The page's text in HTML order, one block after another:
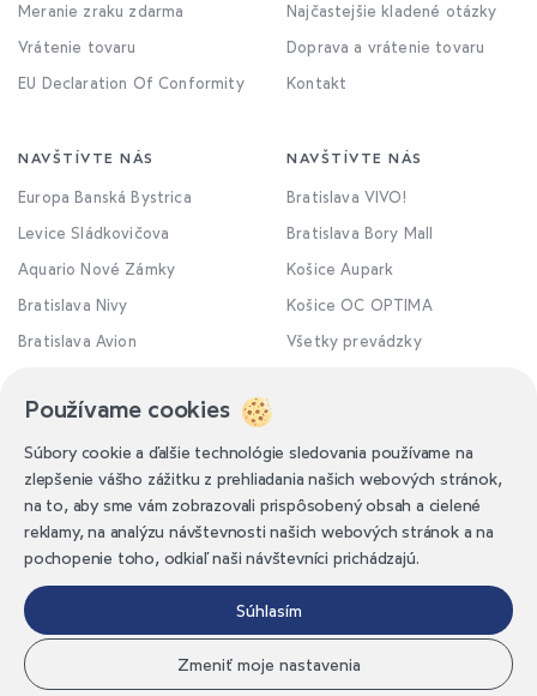
Používame cookies
Súbory cookie a ďalšie technológie sledovania používame na
zlepšenie vášho zážitku z prehliadania našich webových stránok,
na to, aby sme vám zobrazovali prispôsobený obsah a cielené
reklamy, na analýzu návštevnosti našich webových stránok a na
pochopenie toho, odkiaľ naši návštevníci prichádzajú.
Súhlasím
Zmeniť moje nastavenia
Meranie zraku zdarma
Vrátenie tovaru
EU Declaration Of Conformity
Najčastejšie kladené otázky
Doprava a vrátenie tovaru
Kontakt
NAVŠTÍVTE NÁS
Europa Banská Bystrica
Levice Sládkovičova
Aquario Nové Zámky
Bratislava Nivy
Bratislava Avion
NAVŠTÍVTE NÁS
Bratislava VIVO!
Bratislava Bory Mall
Košice Aupark
Košice OC OPTIMA
Všetky prevádzky
Obchodné podmienky Ochrana osobných údajov
SK
Vstúpiť do VIRTUAL ROOM